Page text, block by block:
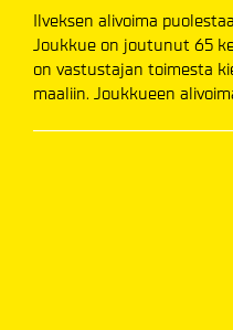
Ilveksen alivoima
Joukkue on joutunut 65
on vastustajan toimesta
maaliin. Joukkueen